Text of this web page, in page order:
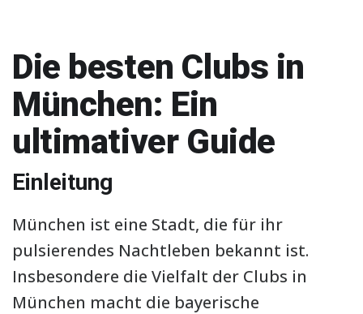
Die besten Clubs in
München: Ein
ultimativer Guide
Einleitung
München ist eine Stadt, die für ihr
pulsierendes Nachtleben bekannt ist.
Insbesondere die Vielfalt der Clubs in
München macht die bayerische